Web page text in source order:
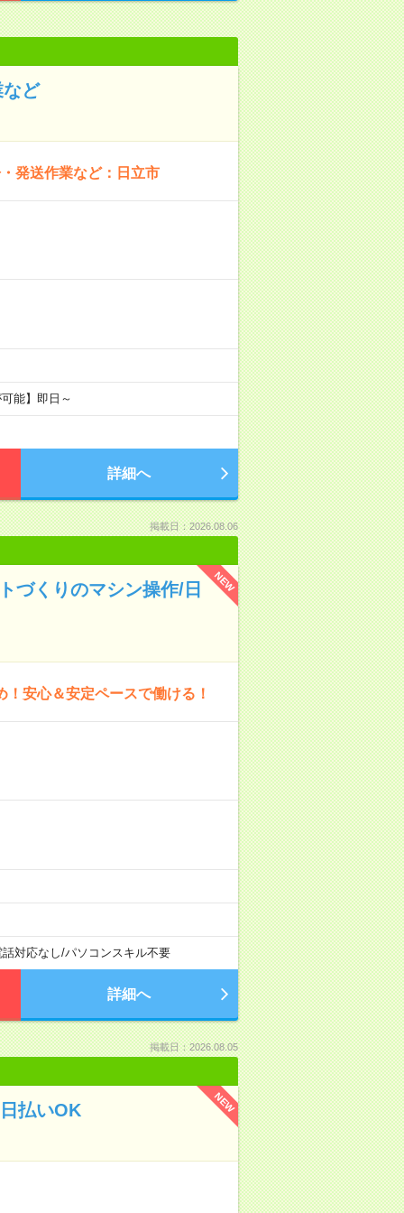
ど
発送作業など：日立市
能】即日～
詳細へ
掲載日：2026.08.06
NEW
づくりのマシン操作/日
安心＆安定ペースで働ける！
対応なし/パソコンスキル不要
詳細へ
掲載日：2026.08.05
NEW
払いOK